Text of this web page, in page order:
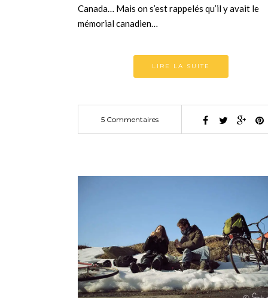
Canada… Mais on s’est rappelés qu’il y avait le
mémorial canadien…
LIRE LA SUITE
5 Commentaires